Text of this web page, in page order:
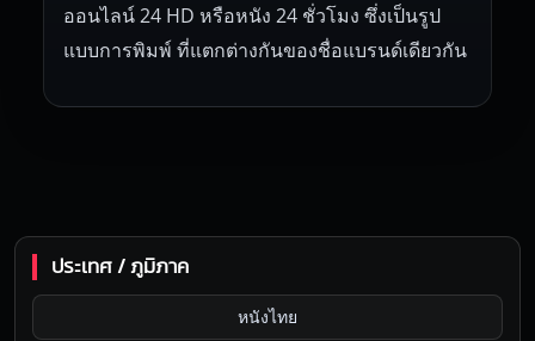
ออนไลน์ 24 HD หรือหนัง 24 ชั่วโมง ซึ่งเป็นรูป
แบบการพิมพ์ ที่แตกต่างกันของชื่อแบรนด์เดียวกัน
ประเทศ / ภูมิภาค
หนังไทย